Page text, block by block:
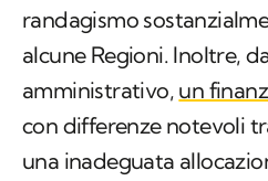
randagismo
alcune Regioni. Inoltre,
amministrativo, un
con differenze notevoli
una inadeguata